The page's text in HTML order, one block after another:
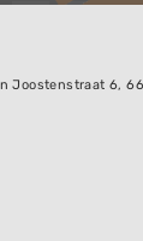
Joostenstraat 6,